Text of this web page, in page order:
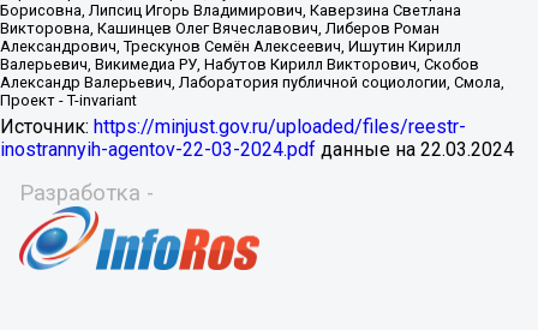
Источник: https://minjust.gov.ru/uploaded/files/reestr-
inostrannyih-agentov-22-03-2024.pdf данные на 22.03.2024
Разработка -